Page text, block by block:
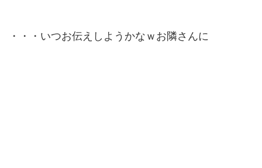
・・・いつお伝えしようかなｗお隣さんに